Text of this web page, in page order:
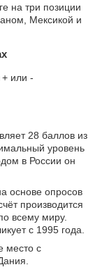
на три позиции
Мексикой и
+ или -
28 баллов из
уровень
в России он
основе опросов
производится
всему миру.
с 1995 года.
место с